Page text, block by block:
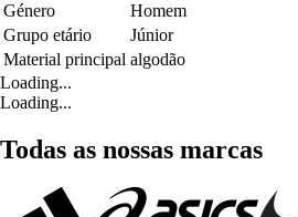
Género
Homem
Grupo etário
Júnior
Material principal algodão
Loading...
Loading...
Todas as nossas marcas